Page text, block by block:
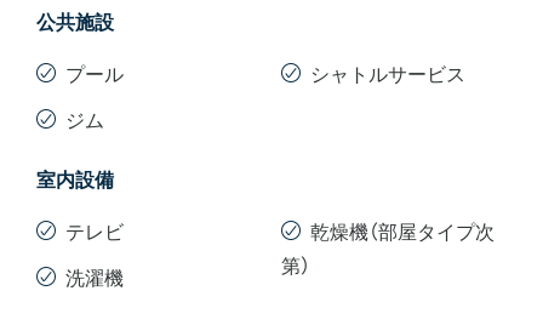
公共施設
プール
ジム
シャトルサービス
室内設備
テレビ
洗濯機
乾燥機（部屋タイプ次
第）